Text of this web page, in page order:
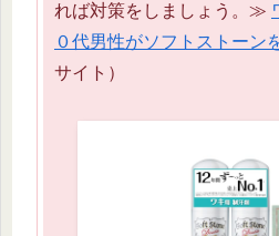
れば対策をしましょう。≫
０代男性がソフトストーン
サイト）